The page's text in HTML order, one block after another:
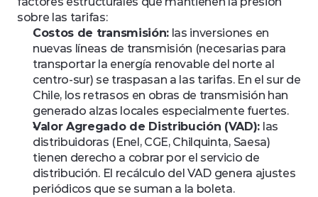
sobre las tarifas:
Costos de transmisión: las inversiones en
nuevas líneas de transmisión (necesarias para
transportar la energía renovable del norte al
centro-sur) se traspasan a las tarifas. En el sur de
Chile, los retrasos en obras de transmisión han
generado alzas locales especialmente fuertes.
Valor Agregado de Distribución (VAD): las
distribuidoras (Enel, CGE, Chilquinta, Saesa)
tienen derecho a cobrar por el servicio de
distribución. El recálculo del VAD genera ajustes
periódicos que se suman a la boleta.